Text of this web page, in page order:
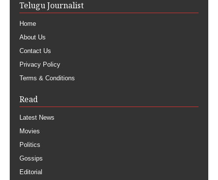
Telugu Journalist
Home
About Us
Contact Us
Privacy Policy
Terms & Conditions
Read
Latest News
Movies
Politics
Gossips
Editorial